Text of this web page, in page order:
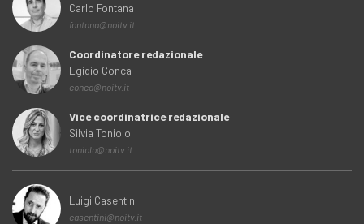
Carlo Fontana
fontana@noitv.it
Coordinatore redazionale
Egidio Conca
conca@noitv.it
Vice coordinatrice redazionale
Silvia Toniolo
toniolo@noitv.it
Luigi Casentini
casentini@noitv.it